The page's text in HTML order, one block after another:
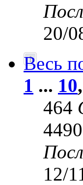
20/
Весь
1 ... 10,
464
12/